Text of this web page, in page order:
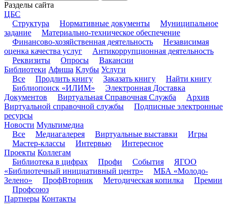
Разделы сайта
ЦБС
Структура
Нормативные документы
Муниципальное
задание
Материально-техническое обеспечение
Финансово-хозяйственная деятельность
Независимая
оценка качества услуг
Антикоррупционная деятельность
Реквизиты
Опросы
Вакансии
Библиотеки Афиша Клубы Услуги
Все
Продлить книгу Заказать книгу
Найти книгу
Библиопоиск «ИЛИМ»
Электронная Доставка
Документов
Виртуальная Справочная Служба
Архив
Виртуальной справочной службы
Подписные электронные
ресурсы
Новости Мультимедиа
Все
Медиагалерея Виртуальные выставки
Игры
Мастер-классы
Интервью
Интересное
Проекты Коллегам
Библиотека в цифрах
Профи События
ЯГОО
«Библиотечный инициативный центр»
МБА «Молодо-
Зелено»
ПрофВторник Методическая копилка
Премии
Профсоюз
Партнеры Контакты